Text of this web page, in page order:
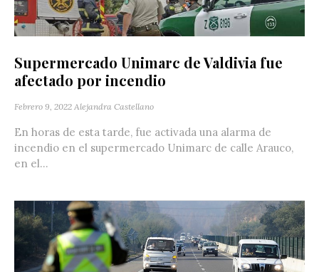
Supermercado Unimarc de Valdivia fue
afectado por incendio
Febrero 9, 2022 Alejandra Castellano
En horas de esta tarde, fue activada una alarma de
incendio en el supermercado Unimarc de calle Arauco,
en el...